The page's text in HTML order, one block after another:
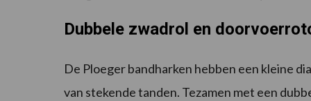
Dubbele zwadrol en
De Ploeger bandharken hebben een kleine
van stekende tanden. Tezamen met een